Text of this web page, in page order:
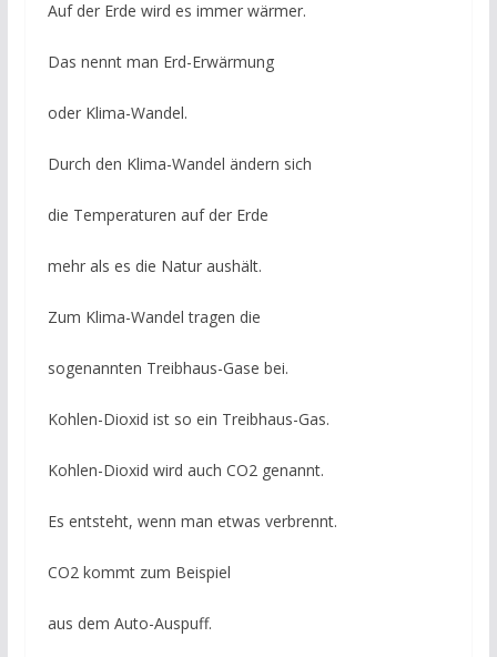
Auf der Erde wird es immer wärmer.
Das nennt man Erd-Erwärmung
oder Klima-Wandel.
Durch den Klima-Wandel ändern sich
die Temperaturen auf der Erde
mehr als es die Natur aushält.
Zum Klima-Wandel tragen die
sogenannten Treibhaus-Gase bei.
Kohlen-Dioxid ist so ein Treibhaus-Gas.
Kohlen-Dioxid wird auch CO2 genannt.
Es entsteht, wenn man etwas verbrennt.
CO2 kommt zum Beispiel
aus dem Auto-Auspuff.